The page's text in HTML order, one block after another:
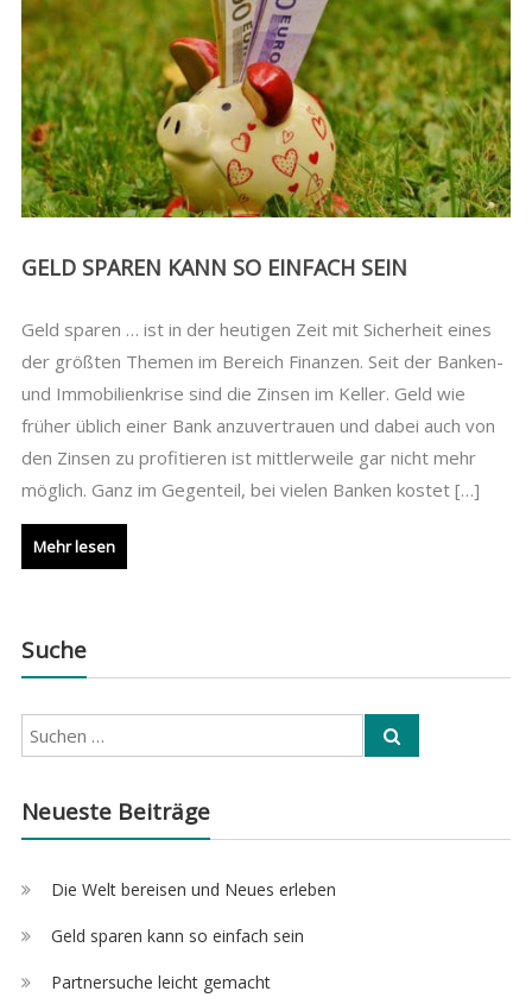
GELD SPAREN KANN SO EINFACH SEIN
Geld sparen … ist in der heutigen Zeit mit Sicherheit eines
der größten Themen im Bereich Finanzen. Seit der Banken-
und Immobilienkrise sind die Zinsen im Keller. Geld wie
früher üblich einer Bank anzuvertrauen und dabei auch von
den Zinsen zu profitieren ist mittlerweile gar nicht mehr
möglich. Ganz im Gegenteil, bei vielen Banken kostet […]
Mehr lesen
Suche
Neueste Beiträge
Die Welt bereisen und Neues erleben
Geld sparen kann so einfach sein
Partnersuche leicht gemacht